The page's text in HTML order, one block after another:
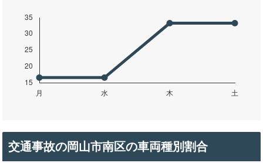
交通事故の岡山市南区の車両種別割合